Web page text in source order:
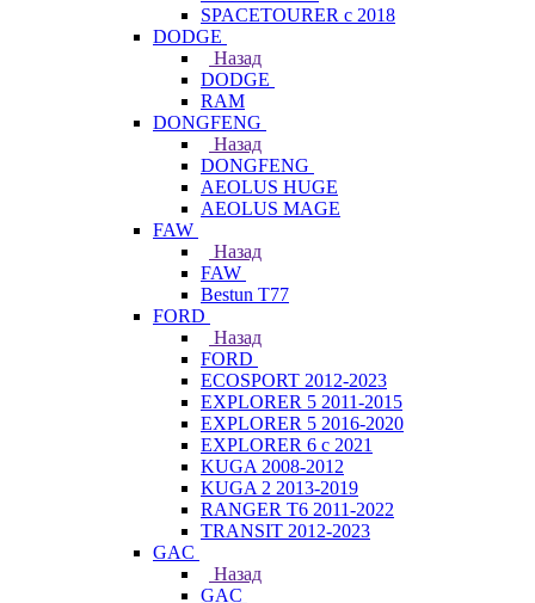
SPACETOURER с 2018
DODGE
Назад
DODGE
RAM
DONGFENG
Назад
DONGFENG
AEOLUS HUGE
AEOLUS MAGE
FAW
Назад
FAW
Bestun T77
FORD
Назад
FORD
ECOSPORT 2012-2023
EXPLORER 5 2011-2015
EXPLORER 5 2016-2020
EXPLORER 6 с 2021
KUGA 2008-2012
KUGA 2 2013-2019
RANGER T6 2011-2022
TRANSIT 2012-2023
GAC
Назад
GAC